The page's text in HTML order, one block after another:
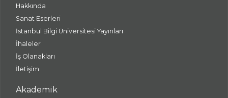
Hakkında
Sanat Eserleri
İstanbul Bilgi Üniversitesi Yayınları
İhaleler
İş Olanakları
İletişim
Akademik